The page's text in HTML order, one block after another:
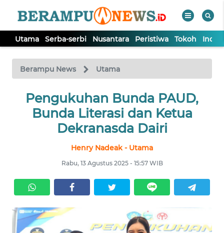
Utama Serba-serbi Nusantara Peristiwa Tokoh
Berampu News Utama
Pengukuhan Bunda PAUD,
Bunda Literasi dan Ketua
Dekranasda Dairi
Henry Nadeak - Utama
Rabu, 13 Agustus 2025 - 15:57 WIB
Tutup
UTAMA
PERISTIWA
TOKOH